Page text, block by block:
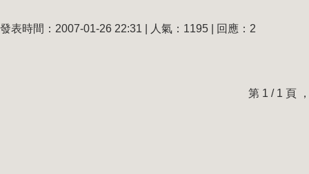
發表時間：2007-01-26 22:31 | 人氣：1195 | 回應：2
第 1 / 1